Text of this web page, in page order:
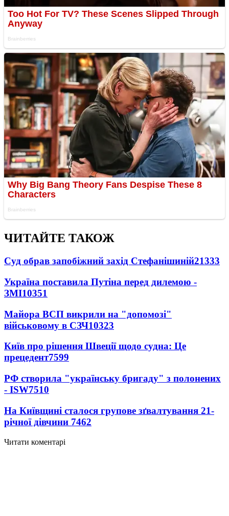
ЧИТАЙТЕ ТАКОЖ
Суд обрав запобіжний захід Стефанішиній21333
Україна поставила Путіна перед дилемою -
ЗМІ10351
Майора ВСП викрили на "допомозі"
військовому в СЗЧ10323
Київ про рішення Швеції щодо судна: Це
прецедент7599
РФ створила "українську бригаду" з полонених
- ISW7510
На Київщині сталося групове зґвалтування 21-
річної дівчини 7462
Читати коментарі